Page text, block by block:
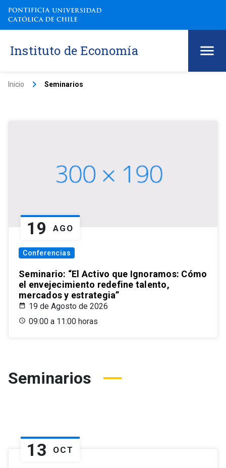
Instituto de Economía
Inicio keyboard_arrow_right Seminarios
19 AGO
Conferencias
Seminario: “El Activo que Ignoramos: Cómo
el envejecimiento redefine talento,
mercados y estrategia”
19 de Agosto de 2026
09:00 a 11:00 horas
Seminarios
13 OCT